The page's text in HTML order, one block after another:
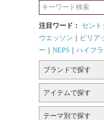
注目ワード： セント
ウエッソン ｜ ピリア
ー ｜ NEPS ｜ ハイフ
ブランドで探す
アイテムで探す
テーマ別で探す